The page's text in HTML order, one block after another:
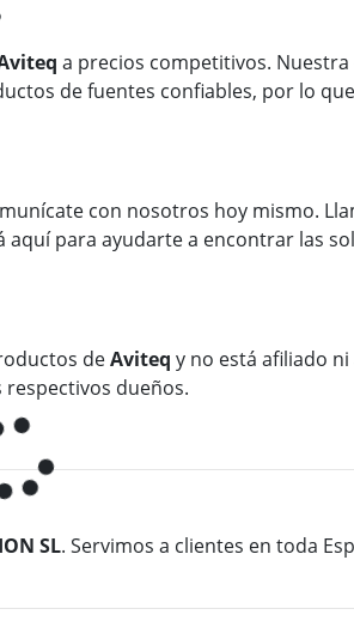
a precios competitivos.
de fuentes confiables, por lo
con nosotros hoy mismo.
aquí para ayudarte a encontrar las
deAviteq y no está afiliado
dueños.
SL. Servimos a clientes en toda